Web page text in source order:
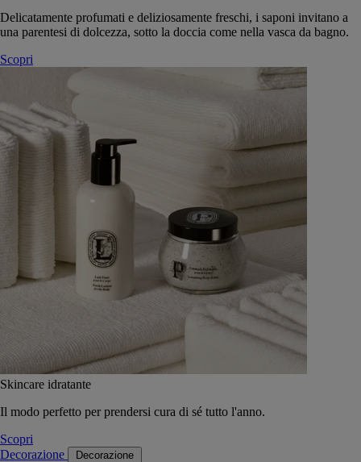
Delicatamente profumati e deliziosamente freschi, i saponi invitano a
una parentesi di dolcezza, sotto la doccia come nella vasca da bagno.
Scopri
Skincare idratante
Il modo perfetto per prendersi cura di sé tutto l'anno.
Scopri
Decorazione
Decorazione